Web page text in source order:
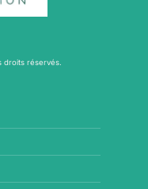
droits réservés.